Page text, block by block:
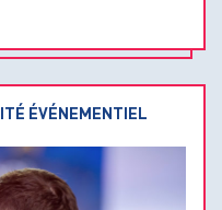
ÉVÉNEMENTIEL